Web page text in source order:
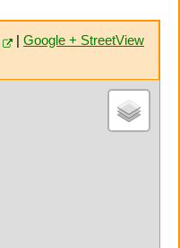
| Google + StreetView